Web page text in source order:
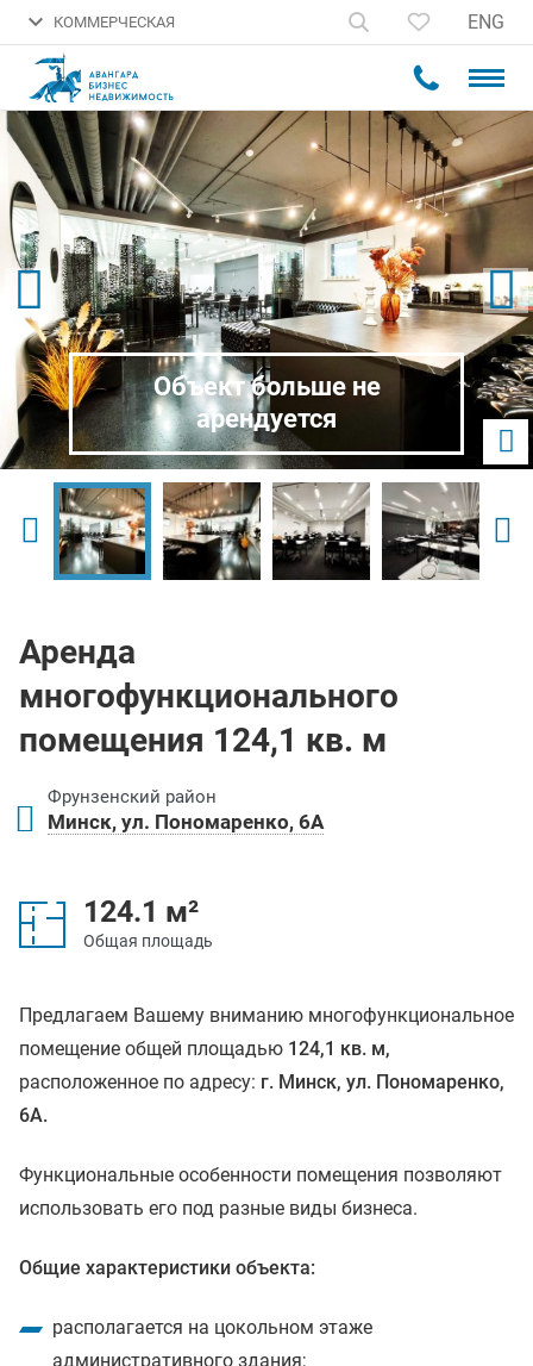
КОММЕРЧЕСКАЯ ENG
Объект больше не
арендуется
Аренда
многофункционального
помещения 124,1 кв. м
Фрунзенский район
Минск, ул. Пономаренко, 6А
124.1 м²
Общая площадь
Предлагаем Вашему вниманию многофункциональное
помещение общей площадью 124,1 кв. м,
расположенное по адресу: г. Минск, ул. Пономаренко,
6А.
Функциональные особенности помещения позволяют
использовать его под разные виды бизнеса.
Общие характеристики объекта:
располагается на цокольном этаже
административного здания;